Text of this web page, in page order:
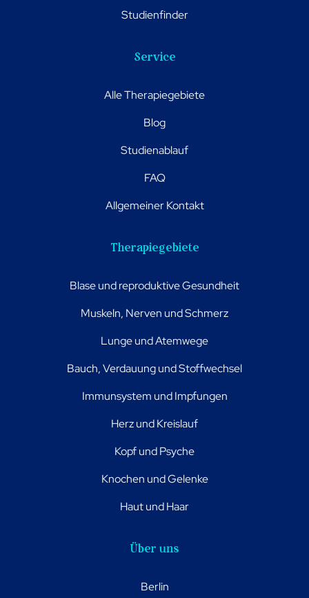
Studienfinder
Service
Alle Therapiegebiete
Blog
Studienablauf
FAQ
Allgemeiner Kontakt
Therapiegebiete
Blase und reproduktive Gesundheit
Muskeln, Nerven und Schmerz
Lunge und Atemwege
Bauch, Verdauung und Stoffwechsel
Immunsystem und Impfungen
Herz und Kreislauf
Kopf und Psyche
Knochen und Gelenke
Haut und Haar
Über uns
Berlin